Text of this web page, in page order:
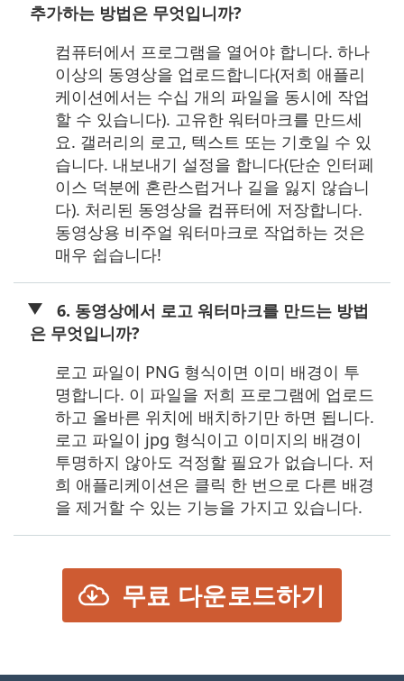
추가하는 방법은 무엇입니까?
컴퓨터에서 프로그램을 열어야 합니다. 하나
이상의 동영상을 업로드합니다(저희 애플리
케이션에서는 수십 개의 파일을 동시에 작업
할 수 있습니다). 고유한 워터마크를 만드세
요. 갤러리의 로고, 텍스트 또는 기호일 수 있
습니다. 내보내기 설정을 합니다(단순 인터페
이스 덕분에 혼란스럽거나 길을 잃지 않습니
다). 처리된 동영상을 컴퓨터에 저장합니다.
동영상용 비주얼 워터마크로 작업하는 것은
매우 쉽습니다!
6. 동영상에서 로고 워터마크를 만드는 방법
은 무엇입니까?
로고 파일이 PNG 형식이면 이미 배경이 투
명합니다. 이 파일을 저희 프로그램에 업로드
하고 올바른 위치에 배치하기만 하면 됩니다.
로고 파일이 jpg 형식이고 이미지의 배경이
투명하지 않아도 걱정할 필요가 없습니다. 저
희 애플리케이션은 클릭 한 번으로 다른 배경
을 제거할 수 있는 기능을 가지고 있습니다.
무료 다운로드하기